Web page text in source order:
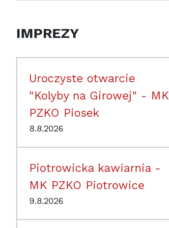
IMPREZY
Uroczyste otwarcie
"Kolyby na Girowej" - MK
PZKO Piosek
8.8.2026
Piotrowicka kawiarnia -
MK PZKO Piotrowice
9.8.2026